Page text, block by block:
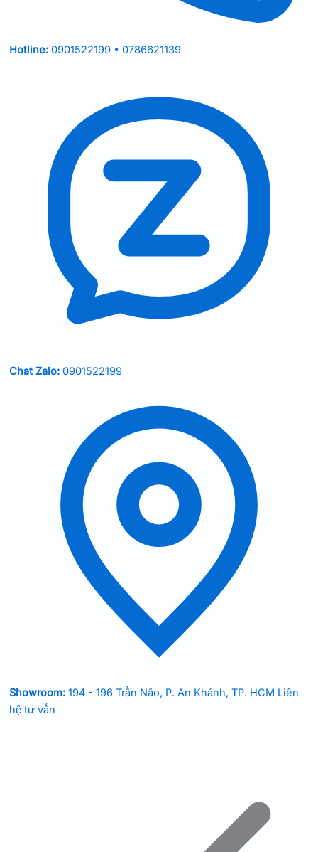
Hotline: 0901522199 • 0786621139
Chat Zalo: 0901522199
Showroom: 194 - 196 Trần Não, P. An Khánh, TP. HCM Liên
hệ tư vấn